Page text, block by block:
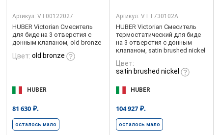
Артикул: VT00122027
HUBER Victorian Смеситель
для биде на 3 отверстия с
донным клапаном, old bronze
Цвет: old bronze
HUBER
81 630 ₽.
осталось мало
Артикул: VTT730102A
HUBER Victorian Смеситель
термостатический для биде
на 3 отверстия с донным
клапаном, satin brushed nickel
Цвет:
satin brushed nickel
HUBER
104 927 ₽.
осталось мало